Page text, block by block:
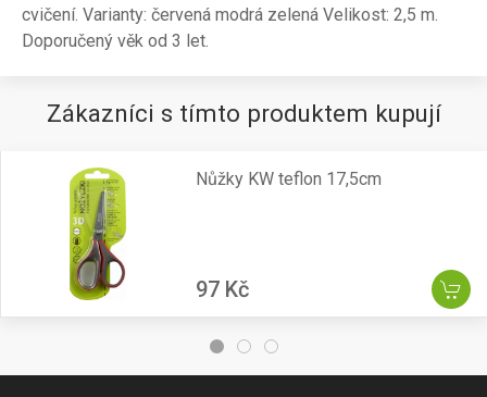
cvičení. Varianty: červená modrá zelená Velikost: 2,5 m.
Doporučený věk od 3 let.
Zákazníci s tímto produktem kupují
Nůžky KW teflon 17,5cm
97 Kč